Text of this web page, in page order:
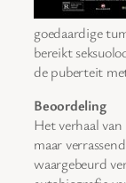
goedaardige
bereikt
de puberteit
Beoordeling
Het verhaal van
maar
waargebeurd